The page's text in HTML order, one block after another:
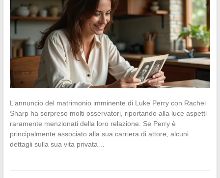
L’annuncio del matrimonio imminente di Luke Perry con Rachel
Sharp ha sorpreso molti osservatori, riportando alla luce aspetti
raramente menzionati della loro relazione. Se Perry è
principalmente associato alla sua carriera di attore, alcuni
dettagli sulla sua vita privata…